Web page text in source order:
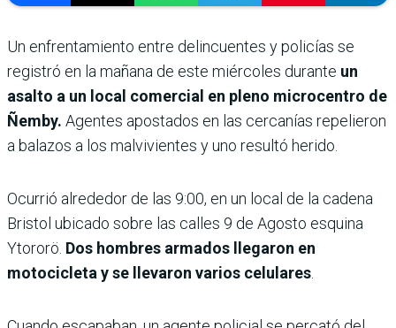
Un enfrentamiento entre delincuentes y policías se
registró en la mañana de este miércoles durante un
asalto a un local comercial en pleno microcentro de
Ñemby. Agentes apostados en las cercanías repelieron
a balazos a los malvivientes y uno resultó herido.
Ocurrió alrededor de las 9:00, en un local de la cadena
Bristol ubicado sobre las calles 9 de Agosto esquina
Ytororö. Dos hombres armados llegaron en
motocicleta y se llevaron varios celulares.